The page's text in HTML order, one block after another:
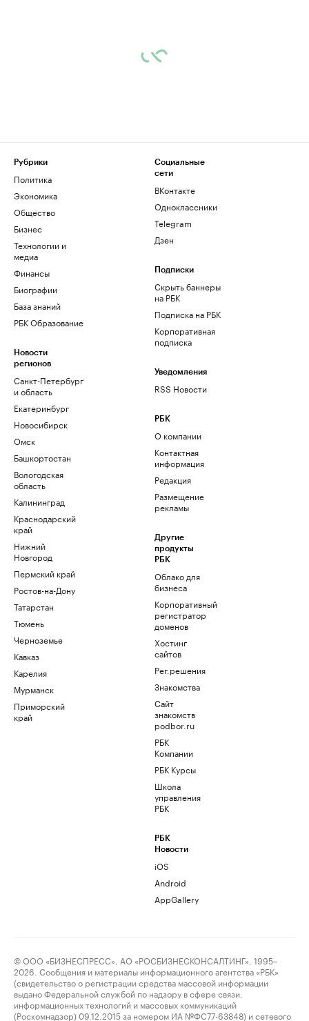
Рубрики
Политика
Экономика
Общество
Бизнес
Технологии и
медиа
Финансы
Биографии
База знаний
РБК Образование
Новости
регионов
Санкт-Петербург
и область
Екатеринбург
Новосибирск
Омск
Башкортостан
Вологодская
область
Калининград
Краснодарский
край
Нижний
Новгород
Пермский край
Ростов-на-Дону
Татарстан
Тюмень
Черноземье
Кавказ
Карелия
Мурманск
Приморский
край
Социальные
сети
ВКонтакте
Одноклассники
Telegram
Дзен
Подписки
Скрыть баннеры
на РБК
Подписка на РБК
Корпоративная
подписка
Уведомления
RSS Новости
РБК
О компании
Контактная
информация
Редакция
Размещение
рекламы
Другие
продукты
РБК
Облако для
бизнеса
Корпоративный
регистратор
доменов
Хостинг
сайтов
Рег.решения
Знакомства
Сайт
знакомств
podbor.ru
РБК
Компании
РБК Курсы
Школа
управления
РБК
РБК
Новости
iOS
Android
AppGallery
© ООО «БИЗНЕСПРЕСС», АО «РОСБИЗНЕСКОНСАЛТИНГ», 1995–
2026. Сообщения и материалы информационного агентства «РБК»
(свидетельство о регистрации средства массовой информации
выдано Федеральной службой по надзору в сфере связи,
информационных технологий и массовых коммуникаций
(Роскомнадзор) 09.12.2015 за номером ИА №ФС77-63848) и сетевого